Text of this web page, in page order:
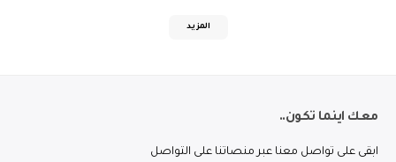
المزيد
معك اينما تكون..
ابقى على تواصل معنا عبر منصاتنا على التواصل